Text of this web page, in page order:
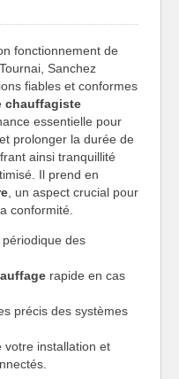
fonctionnement de
Sanchez
fiables et conformes
chauffagiste
essentielle pour
prolonger la durée de
ainsi tranquillité
Il prend en
, un aspect crucial pour
conformité.
des
rapide en cas
précis des systèmes
votre installation et